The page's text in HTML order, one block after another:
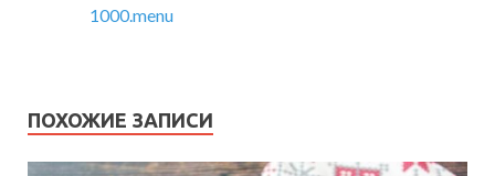
1000.menu
ПОХОЖИЕ ЗАПИСИ